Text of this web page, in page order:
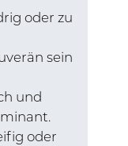
oder zu
sein
und
oder